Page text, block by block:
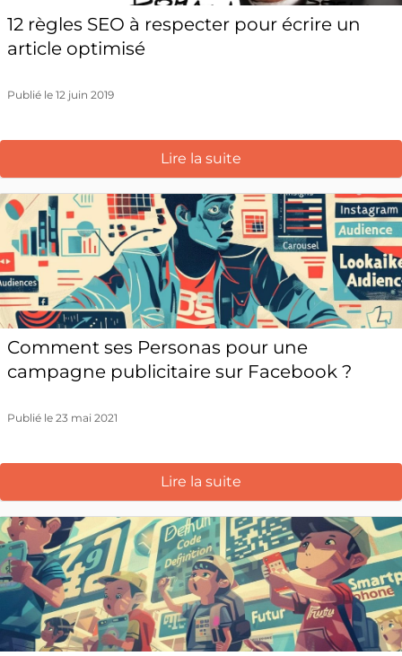
12 règles SEO à respecter pour écrire un
article optimisé
Publié le 12 juin 2019
Lire la suite
Comment ses Personas pour une
campagne publicitaire sur Facebook ?
Publié le 23 mai 2021
Lire la suite